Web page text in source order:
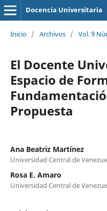
Docencia Universitaria
Inicio / Archivos / Vol. 9
El Docente
Espacio de
Propuesta
Ana Beatriz Martínez
Universidad Central de
Rosa E. Amaro
Universidad Central de